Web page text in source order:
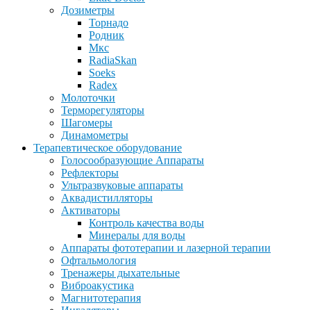
Дозиметры
Торнадо
Родник
Мкс
RadiaSkan
Soeks
Radex
Молоточки
Терморегуляторы
Шагомеры
Динамометры
Терапевтическое оборудование
Голосообразующие Аппараты
Рефлекторы
Ультразвуковые аппараты
Аквадистилляторы
Активаторы
Контроль качества воды
Минералы для воды
Аппараты фототерапии и лазерной терапии
Офтальмология
Тренажеры дыхательные
Виброакустика
Магнитотерапия